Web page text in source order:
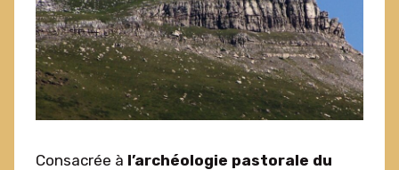
Consacrée à l’archéologie pastorale du